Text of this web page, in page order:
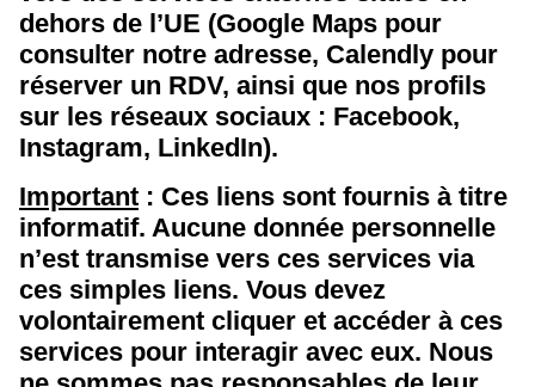
dehors de l’UE (Google Maps pour
consulter notre adresse, Calendly pour
réserver un RDV, ainsi que nos profils
sur les réseaux sociaux : Facebook,
Instagram, LinkedIn).
Important : Ces liens sont fournis à titre
informatif. Aucune donnée personnelle
n’est transmise vers ces services via
ces simples liens. Vous devez
volontairement cliquer et accéder à ces
services pour interagir avec eux. Nous